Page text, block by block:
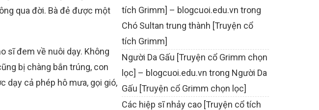
qua đời. Bà đẻ được một
sĩ đem về nuôi dạy. Không
bị chàng bắn trúng, con
dạy cả phép hô mưa, gọi gió,
tích Grimm] – blogcuoi.edu.vn trong
Chó Sultan trung thành [Truyện cổ
tích Grimm]
Người Da Gấu [Truyện cổ Grimm chọn
lọc] – blogcuoi.edu.vn trong Người Da
Gấu [Truyện cổ Grimm chọn lọc]
Các hiệp sĩ nhảy cao [Truyện cổ tích